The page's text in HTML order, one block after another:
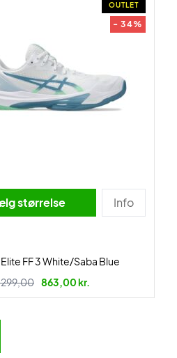
OUTLET
- 34%
Vælg størrelse Info
FF 3 White/Saba Blue
863,00 kr.